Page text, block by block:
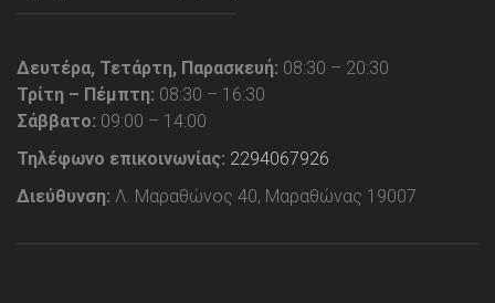
Δευτέρα, Τετάρτη, Παρασκευή: 08:30 – 20:30
Τρίτη – Πέμπτη: 08:30 – 16:30
Σάββατο: 09:00 – 14:00
Τηλέφωνο επικοινωνίας: 2294067926
Διεύθυνση: Λ. Μαραθώνος 40, Μαραθώνας 19007